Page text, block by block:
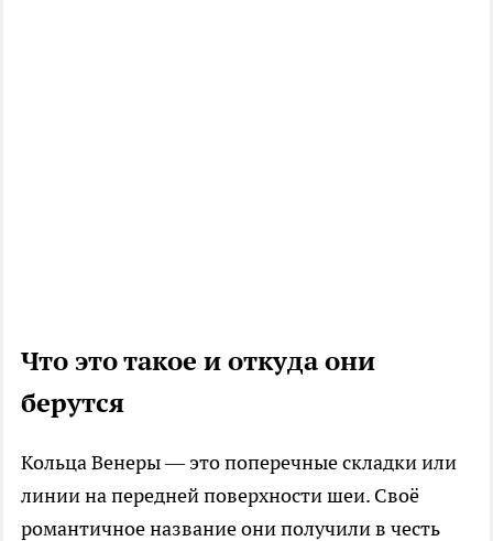
Что это такое и откуда они
берутся
Кольца Венеры — это поперечные складки или
линии на передней поверхности шеи. Своё
романтичное название они получили в честь